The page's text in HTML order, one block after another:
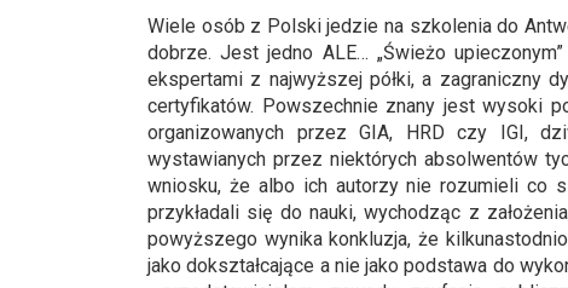
Wiele osób z Polski jedzie na szkolenia do
dobrze. Jest jedno ALE… „Świeżo
ekspertami z najwyższej półki, a zagraniczny
certyfikatów. Powszechnie znany jest wysoki
organizowanych przez GIA, HRD czy IGI,
wystawianych przez niektórych absolwentów
wniosku, że albo ich autorzy nie rozumieli co
przykładali się do nauki, wychodząc z
powyższego wynika konkluzja, że
jako dokształcające a nie jako podstawa do